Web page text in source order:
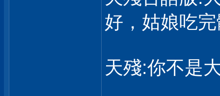
好，姑娘吃
天殘:你不是